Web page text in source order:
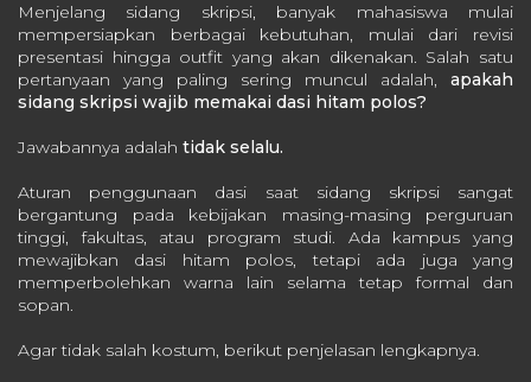
Menjelang sidang skripsi, banyak mahasiswa mulai
mempersiapkan berbagai kebutuhan, mulai dari revisi
presentasi hingga outfit yang akan dikenakan. Salah satu
pertanyaan yang paling sering muncul adalah, apakah
sidang skripsi wajib memakai dasi hitam polos?
Jawabannya adalah tidak selalu.
Aturan penggunaan dasi saat sidang skripsi sangat
bergantung pada kebijakan masing-masing perguruan
tinggi, fakultas, atau program studi. Ada kampus yang
mewajibkan dasi hitam polos, tetapi ada juga yang
memperbolehkan warna lain selama tetap formal dan
sopan.
Agar tidak salah kostum, berikut penjelasan lengkapnya.